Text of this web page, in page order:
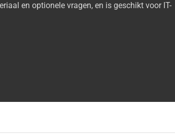
en optionele vragen, en is geschikt voor IT-